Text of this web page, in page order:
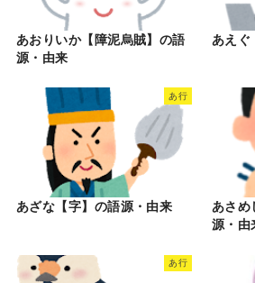
あおりいか【障泥烏賊】の語
源・由来
あえぐ
あ行
あざな【字】の語源・由来
あさめ
源・由
あ行